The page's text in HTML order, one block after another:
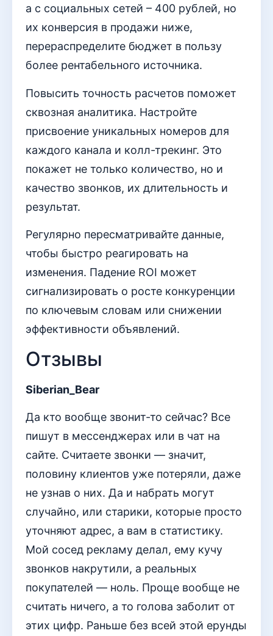
а с социальных сетей – 400 рублей, но
их конверсия в продажи ниже,
перераспределите бюджет в пользу
более рентабельного источника.
Повысить точность расчетов поможет
сквозная аналитика. Настройте
присвоение уникальных номеров для
каждого канала и колл-трекинг. Это
покажет не только количество, но и
качество звонков, их длительность и
результат.
Регулярно пересматривайте данные,
чтобы быстро реагировать на
изменения. Падение ROI может
сигнализировать о росте конкуренции
по ключевым словам или снижении
эффективности объявлений.
Отзывы
Siberian_Bear
Да кто вообще звонит-то сейчас? Все
пишут в мессенджерах или в чат на
сайте. Считаете звонки — значит,
половину клиентов уже потеряли, даже
не узнав о них. Да и набрать могут
случайно, или старики, которые просто
уточняют адрес, а вам в статистику.
Мой сосед рекламу делал, ему кучу
звонков накрутили, а реальных
покупателей — ноль. Проще вообще не
считать ничего, а то голова заболит от
этих цифр. Раньше без всей этой ерунды